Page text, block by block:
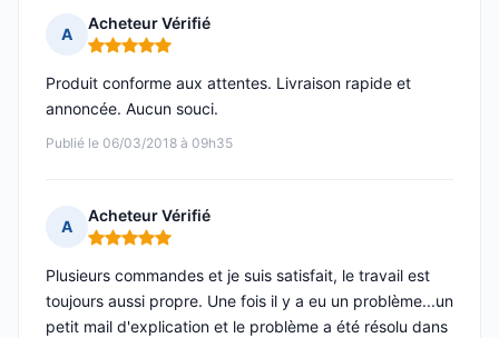
A
Acheteur Vérifié
Note : 5 sur 5
Publié le 06/03/2018 à 09h35
Produit conforme aux attentes. Livraison rapide et
annoncée. Aucun souci.
A
Acheteur Vérifié
Note : 5 sur 5
Plusieurs commandes et je suis satisfait, le travail est
toujours aussi propre. Une fois il y a eu un problème...un
petit mail d'explication et le problème a été résolu dans